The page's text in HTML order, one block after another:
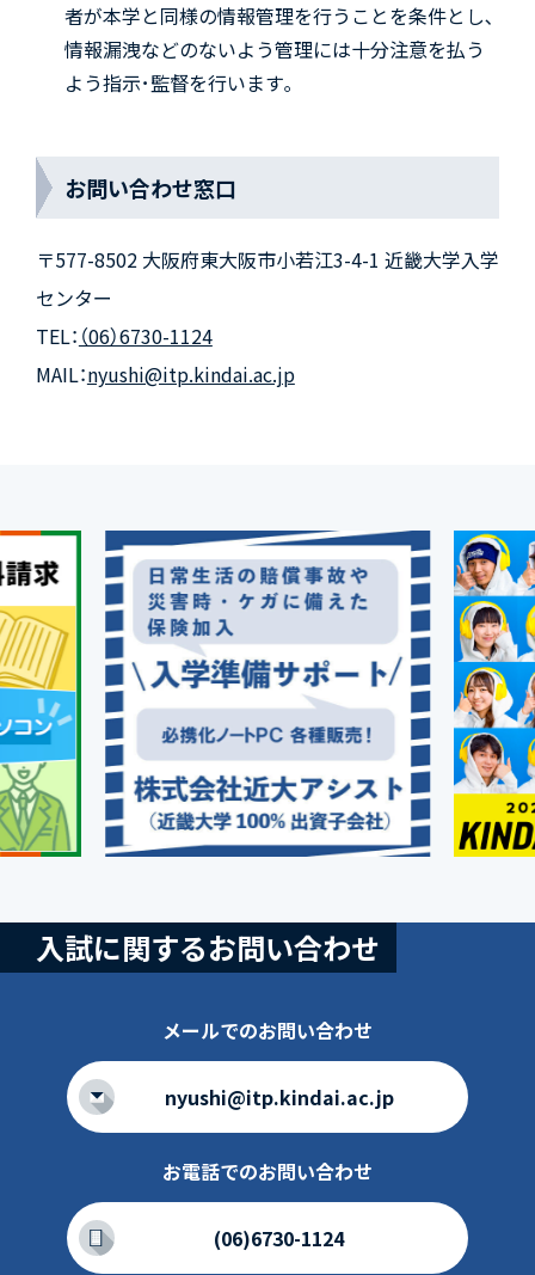
者が本学と同様の情報管理を行うことを条件とし､
情報漏洩などのないよう管理には十分注意を払う
よう指示･監督を行います｡
お問い合わせ窓口
〒577-8502 大阪府東大阪市小若江3-4-1 近畿大学入学
センター
TEL： （06）6730-1124
MAIL：nyushi@itp.kindai.ac.jp
入試に関するお問い合わせ
メールでのお問い合わせ
nyushi@itp.kindai.ac.jp
お電話でのお問い合わせ
(06)6730-1124